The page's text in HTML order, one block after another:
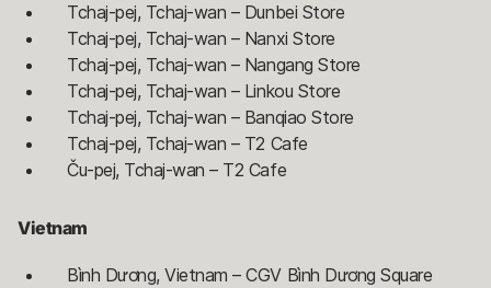
Tchaj-pej, Tchaj-wan – Dunbei Store
Tchaj-pej, Tchaj-wan – Nanxi Store
Tchaj-pej, Tchaj-wan – Nangang Store
Tchaj-pej, Tchaj-wan – Linkou Store
Tchaj-pej, Tchaj-wan – Banqiao Store
Tchaj-pej, Tchaj-wan – T2 Cafe
Ču-pej, Tchaj-wan – T2 Cafe
Vietnam
Bình Dương, Vietnam – CGV Bình Dương Square